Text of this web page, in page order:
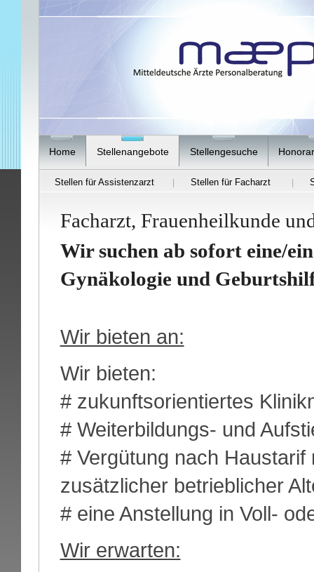
Home Stellenangebote Stellengesuche
Stellen für Assistenzarzt Stellen für Facharzt
Facharzt, Frauenheilkunde
Wir suchen ab sofort eine/
Gynäkologie und
Wir bieten an:
Wir bieten:
# zukunftsorientiertes
# Weiterbildungs- und
# Vergütung nach
zusätzlicher betrieblicher
# eine Anstellung in Voll-
Wir erwarten: